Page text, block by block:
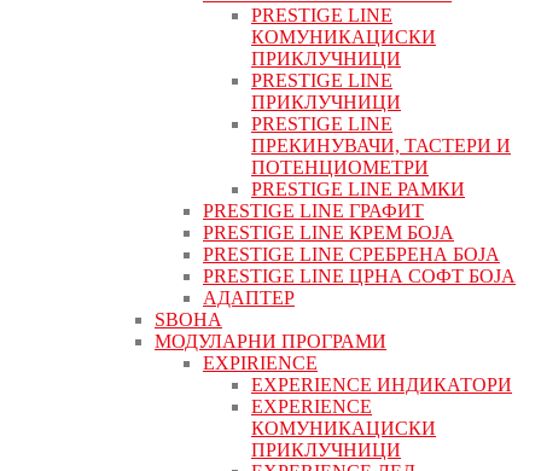
PRESTIGE LINE
КОМУНИКАЦИСКИ
ПРИКЛУЧНИЦИ
PRESTIGE LINE
ПРИКЛУЧНИЦИ
PRESTIGE LINE
ПРЕКИНУВАЧИ, ТАСТЕРИ И
ПОТЕНЦИОМЕТРИ
PRESTIGE LINE РАМКИ
PRESTIGE LINE ГРАФИТ
PRESTIGE LINE КРЕМ БОЈА
PRESTIGE LINE СРЕБРЕНА БОЈА
PRESTIGE LINE ЦРНА СОФТ БОЈА
АДАПТЕР
ЅВОНА
МОДУЛАРНИ ПРОГРАМИ
EXPIRIENCE
EXPERIENCE ИНДИКАТОРИ
EXPERIENCE
КОМУНИКАЦИСКИ
ПРИКЛУЧНИЦИ